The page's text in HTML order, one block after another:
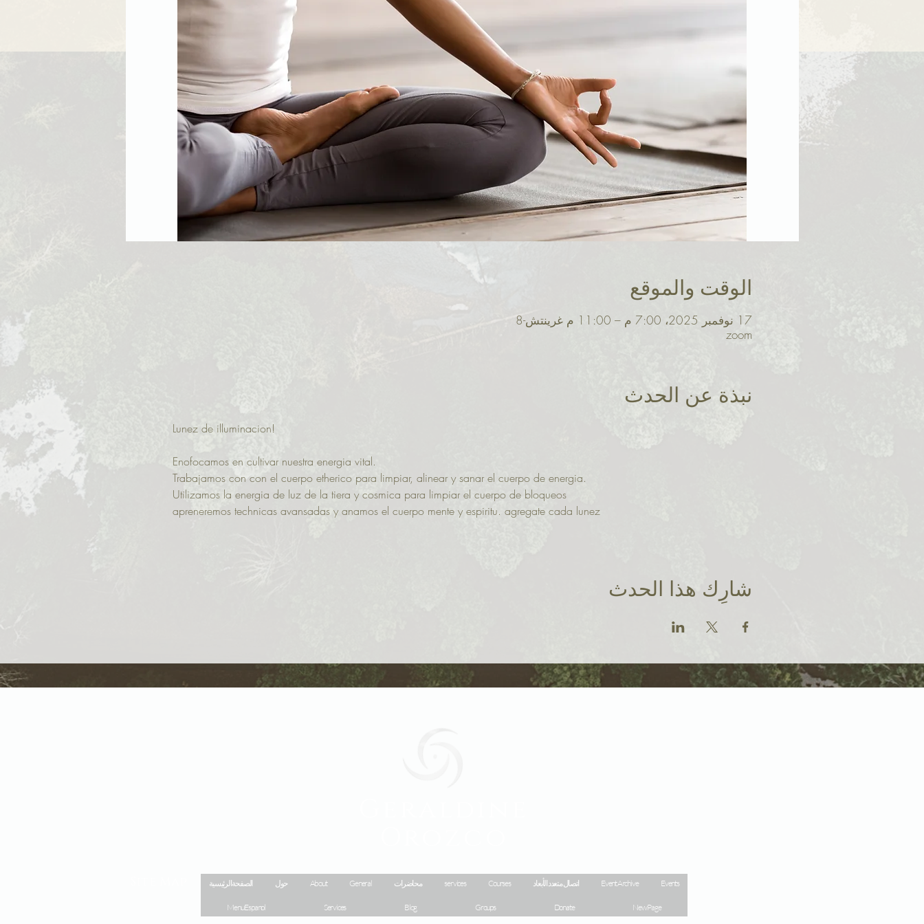
الوقت والموقع
17 نوفمبر 2025، 7:00 م – 11:00 م غرينتش-8
zoom
نبذة عن الحدث
Lunez de illuminacion!
Enofocamos en cultivar nuestra energia vital.
Trabajamos con con el cuerpo etherico para limpiar, alinear y sanar el cuerpo de energia.
Utilizamos la energia de luz de la tiera y cosmica para limpiar el cuerpo de bloqueos
apreneremos technicas avansadas y anamos el cuerpo mente y espiritu. agregate cada lunez
شارِك هذا الحدث
الصفحة الرئيسية حول About General محاضرات services Courses اتصال متعدد الأبعاد Event Archive Events
Menu Espanol Services Blog Groups Donate New Page